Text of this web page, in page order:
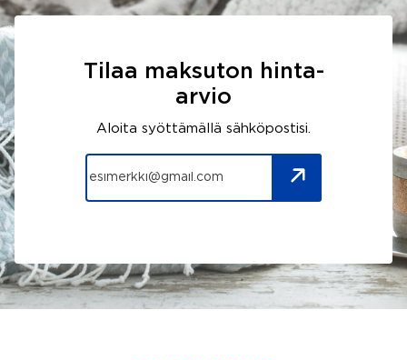
Tilaa maksuton hinta-
arvio
Aloita syöttämällä sähköpostisi.